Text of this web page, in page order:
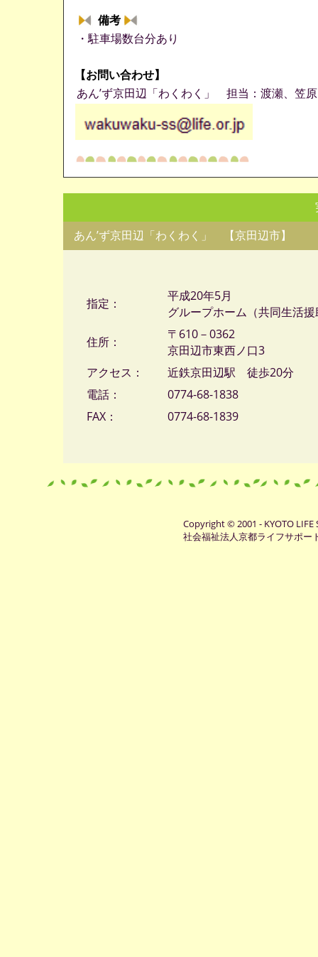
備考
・駐車場数台分あり
【お問い合わせ】
あん’ず京田辺「わくわく」 担当：渡瀬、笠原
あん’ず京田辺「わくわく」 【京田辺市】
指定：
平成20年5月
グループホーム（共同生活
住所：
〒610－0362
京田辺市東西ノ口3
アクセス：
近鉄京田辺駅 徒歩20分
電話：
0774-68-1838
FAX：
0774-68-1839
Copyright © 2001 - KYOTO LIFE
社会福祉法人京都ライフサポー